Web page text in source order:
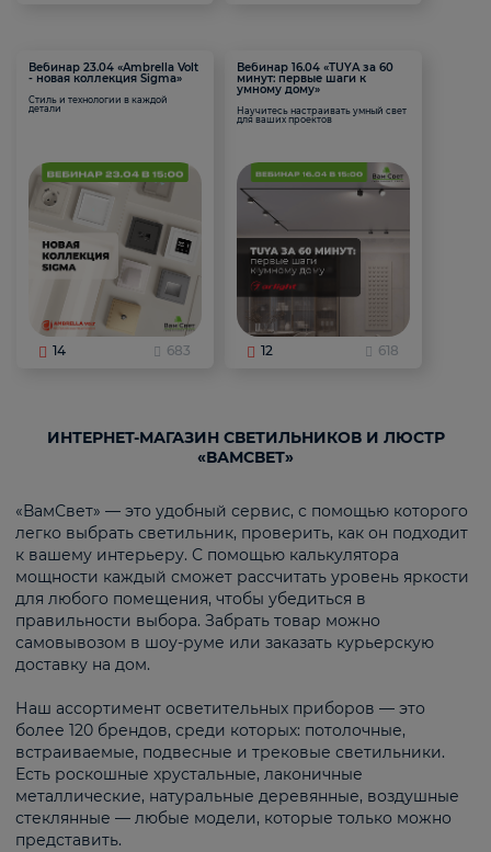
Вебинар 23.04 «Ambrella Volt
- новая коллекция Sigma»
Стиль и технологии в каждой
детали
14 683
Вебинар 16.04 «TUYA за 60
минут: первые шаги к
умному дому»
Научитесь настраивать умный свет
для ваших проектов
12 618
ИНТЕРНЕТ-МАГАЗИН СВЕТИЛЬНИКОВ И ЛЮСТР
«ВАМСВЕТ»
«ВамСвет» — это удобный сервис, с помощью которого
легко выбрать светильник, проверить, как он подходит
к вашему интерьеру. С помощью калькулятора
мощности каждый сможет рассчитать уровень яркости
для любого помещения, чтобы убедиться в
правильности выбора. Забрать товар можно
самовывозом в шоу-руме или заказать курьерскую
доставку на дом.
Наш ассортимент осветительных приборов — это
более 120 брендов, среди которых: потолочные,
встраиваемые, подвесные и трековые светильники.
Есть роскошные хрустальные, лаконичные
металлические, натуральные деревянные, воздушные
стеклянные — любые модели, которые только можно
представить.